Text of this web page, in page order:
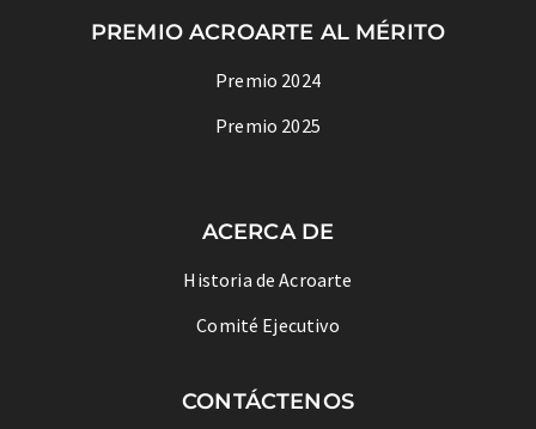
PREMIO ACROARTE AL MÉRITO
Premio 2024
Premio 2025
ACERCA DE
Historia de Acroarte
Comité Ejecutivo
CONTÁCTENOS